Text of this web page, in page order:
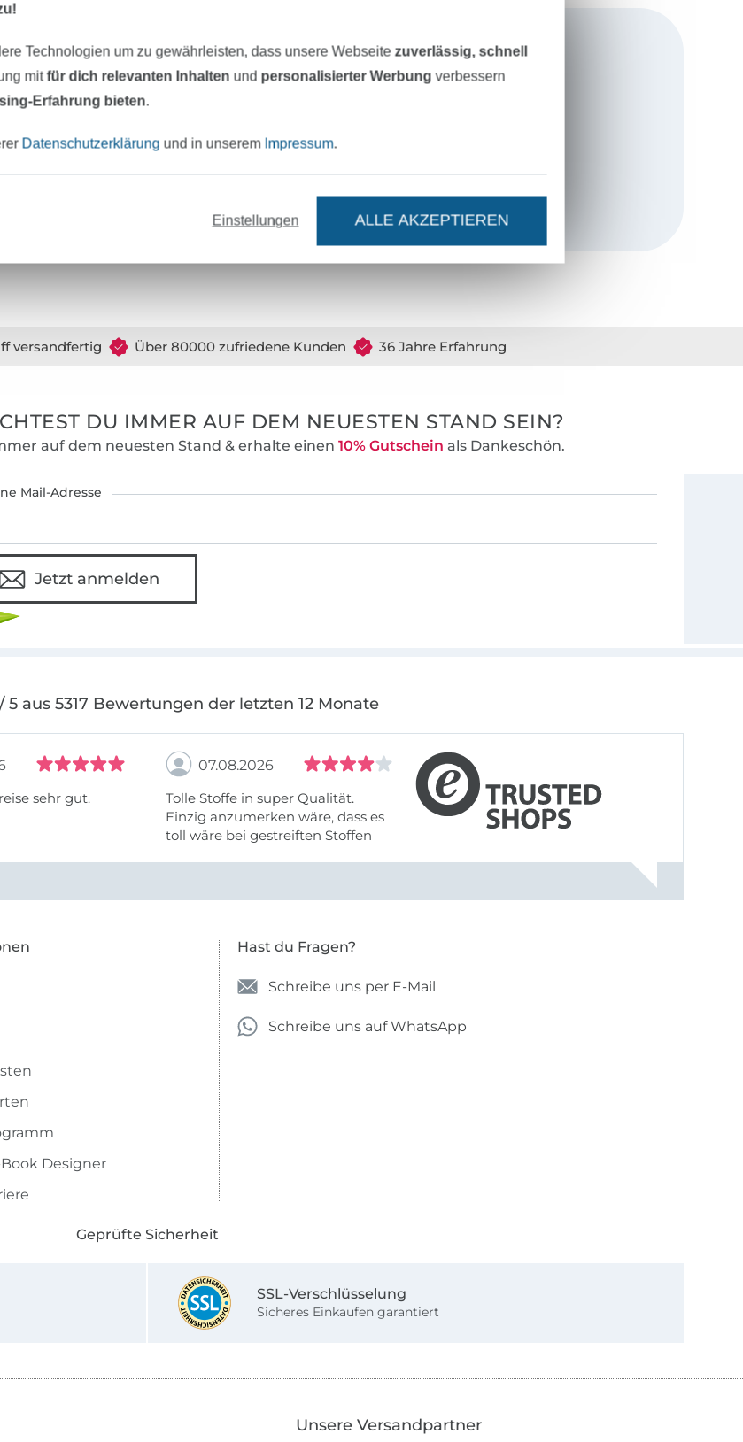
jusAsuj
nähbegeistert. Das Nähen hat mir meine Oma
beigebracht, als ich noch ein kleines Mädchen war. Jahre
später habe ich dieses Hobby für mich wieder entdeckt
und seitdem bestehen meine Gedanken aus Stoffen und
versandfertig Über 80000 zufriedene Kunden 36 Jahre Erfahrung
DU IMMER AUF DEM NEUESTEN STAND SEIN?
auf dem neuesten Stand & erhalte einen 10% Gutschein als Dankeschön.
Mail-Adresse
Jetzt anmelden
5 aus 5317 Bewertungen der letzten 12 Monate
sehr gut.
07.08.2026
Tolle Stoffe in super Qualität.
Einzig anzumerken wäre, dass es
toll wäre bei gestreiften Stoffen
Designer
Hast du Fragen?
Schreibe uns per E-Mail
Schreibe uns auf WhatsApp
Geprüfte Sicherheit
SSL-Verschlüsselung
Sicheres Einkaufen garantiert
Unsere Versandpartner
Technologien um zu gewährleisten, dass unsere Webseite zuverlässig, schnell
mitfür dich relevanten Inhalten und personalisierter Werbung verbessern
Erfahrung bieten.
Datenschutzerklärung und in unserem Impressum.
Einstellungen ALLE AKZEPTIEREN